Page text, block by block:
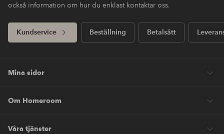
också information om hur du enklast kontaktar oss.
Kundservice Beställning Betalsätt
Mina sidor
Om Homeroom
Våra tjänster